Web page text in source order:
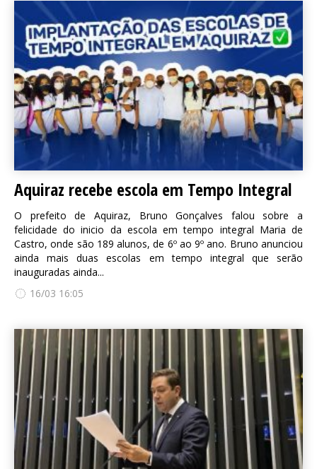
Aquiraz recebe escola em Tempo Integral
O prefeito de Aquiraz, Bruno Gonçalves falou sobre a
felicidade do inicio da escola em tempo integral Maria de
Castro, onde são 189 alunos, de 6º ao 9º ano. Bruno anunciou
ainda mais duas escolas em tempo integral que serão
inauguradas ainda...
16/03 16:05